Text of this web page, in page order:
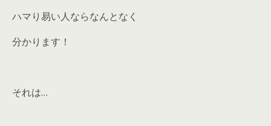
ハマり易い人ならなんとなく
分かります！
それは…